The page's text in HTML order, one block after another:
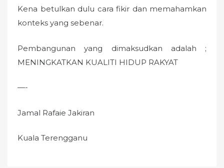
Kena betulkan dulu cara fikir dan memahamkan
konteks yang sebenar.
Pembangunan yang dimaksudkan adalah ;
MENINGKATKAN KUALITI HIDUP RAKYAT
—-
Jamal Rafaie Jakiran
Kuala Terengganu